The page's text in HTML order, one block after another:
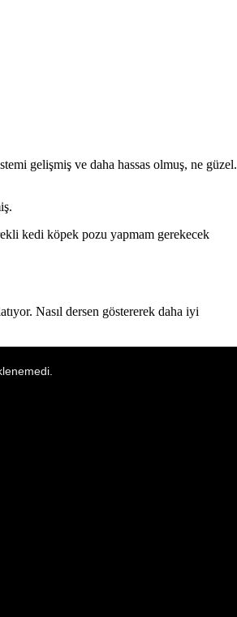
gelişmiş ve daha hassas olmuş, ne güzel.
kedi köpek pozu yapmam gerekecek
Nasıl dersen göstererek daha iyi